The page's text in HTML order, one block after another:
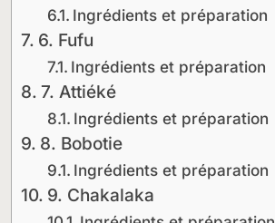
Ingrédients et préparation
6. Fufu
Ingrédients et préparation
7. Attiéké
Ingrédients et préparation
8. Bobotie
Ingrédients et préparation
9. Chakalaka